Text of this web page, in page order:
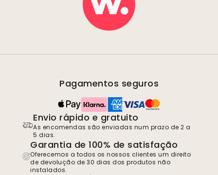
Pagamentos seguros
Envio rápido e gratuito
As encomendas são enviadas num prazo de 2 a
5 dias.
Garantia de 100% de satisfação
Oferecemos a todos os nossos clientes um direito
de devolução de 30 dias dos produtos não
instalados.